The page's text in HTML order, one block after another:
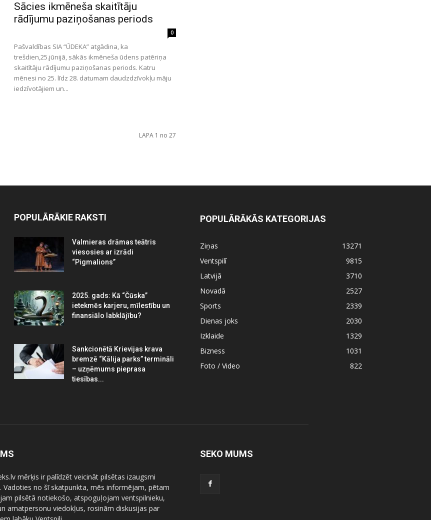
Sācies ikmēneša skaitītāju
rādījumu paziņošanas periods
0
Pašvaldības SIA “ŪDEKA” atgādina, ka
trešdien,25.jūnijā, sākās ikmēneša ūdens patēriņa
skaitītāju rādījumu paziņošanas periods. Katru
mēnesi no 25. līdz 28. datumam daudzdzīvokļu māju
iedzīvotājiem un...
LAPA 1 no 27
POPULĀRĀKIE RAKSTI
Valmieras drāmas teātris
viesosies ar izrādi
“Pigmalions”
2025. gads: Kā “Čūska”
ietekmēs karjeru, mīlestību un
finansiālo labklājību?
Sankcionētā Krievijas krava
bremzē “Kālija parks” termināli
– uzņēmums pieprasa
tiesības...
POPULĀRĀKĀS KATEGORIJAS
Ziņas
13271
Ventspilī
9815
Latvijā
3710
Novadā
2527
Sports
2339
Dienas joks
2030
Izklaide
1329
Bizness
1031
Foto / Video
822
mērķis ir palīdzēt veicināt pilsētas izaugsmi
Vadoties no šī skatpunkta, mēs informējam, pētam
pilsētā notiekošo, atspoguļojam ventspilnieku,
amatpersonu viedokļus, rosinām diskusijas par
SEKO MUMS